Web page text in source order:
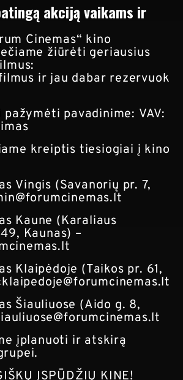
akciją vaikams ir
Cinemas“ kino
žiūrėti geriausius
ir jau dabar rezervuok
pavadinime: VAV:
kreiptis tiesiogiai į kino
Vingis (Savanorių pr. 7,
Kaune (Karaliaus
Kaunas) –
Klaipėdoje (Taikos pr. 61,
Šiauliuose (Aido g. 8,
įplanuoti ir atskirą
ĮSPŪDŽIŲ KINE!